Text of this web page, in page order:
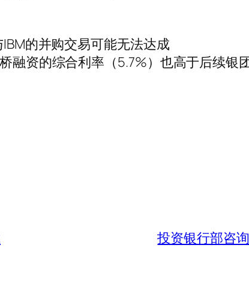
的并购交易可能无法达成
融资的综合利率（5.7%）也高于后续银
投资银行部咨